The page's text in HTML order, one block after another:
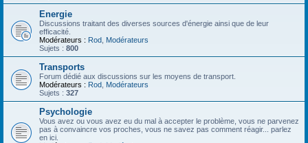
Energie
Discussions traitant des diverses sources d'énergie ainsi que de leur
efficacité.
Modérateurs : Rod Modérateurs
Sujets : 800
Transports
Forum dédié aux discussions sur les moyens de transport.
Modérateurs : Rod Modérateurs
Sujets : 327
Psychologie
Vous avez ou vous avez eu du mal à accepter le problème, vous ne parvenez
pas à convaincre vos proches, vous ne savez pas comment réagir... parlez
en ici.